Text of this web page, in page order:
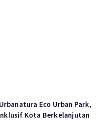
Eco Urban Park,
Kota Berkelanjutan